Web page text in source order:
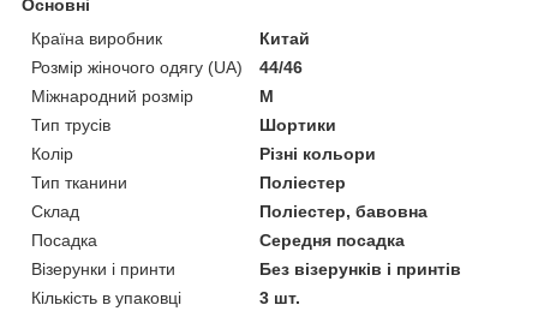
Основні
Країна виробник
Китай
Розмір жіночого одягу (UA)
44/46
Міжнародний розмір
M
Тип трусів
Шортики
Колір
Різні кольори
Тип тканини
Поліестер
Склад
Поліестер, бавовна
Посадка
Середня посадка
Візерунки і принти
Без візерунків і принтів
Кількість в упаковці
3 шт.